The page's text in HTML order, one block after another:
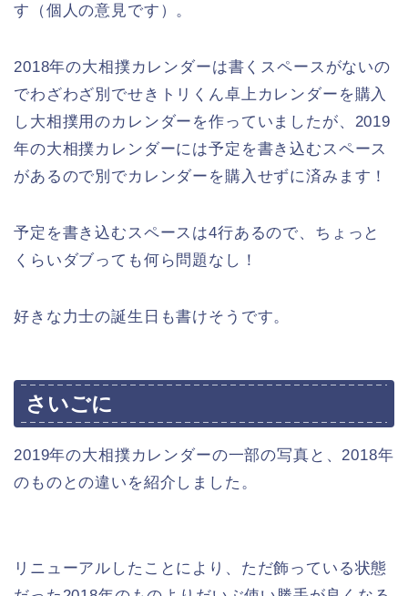
す（個人の意見です）。
2018年の大相撲カレンダーは書くスペースがないの
でわざわざ別でせきトリくん卓上カレンダーを購入
し大相撲用のカレンダーを作っていましたが、2019
年の大相撲カレンダーには予定を書き込むスペース
があるので別でカレンダーを購入せずに済みます！
予定を書き込むスペースは4行あるので、ちょっと
くらいダブっても何ら問題なし！
好きな力士の誕生日も書けそうです。
さいごに
2019年の大相撲カレンダーの一部の写真と、2018年
のものとの違いを紹介しました。
リニューアルしたことにより、ただ飾っている状態